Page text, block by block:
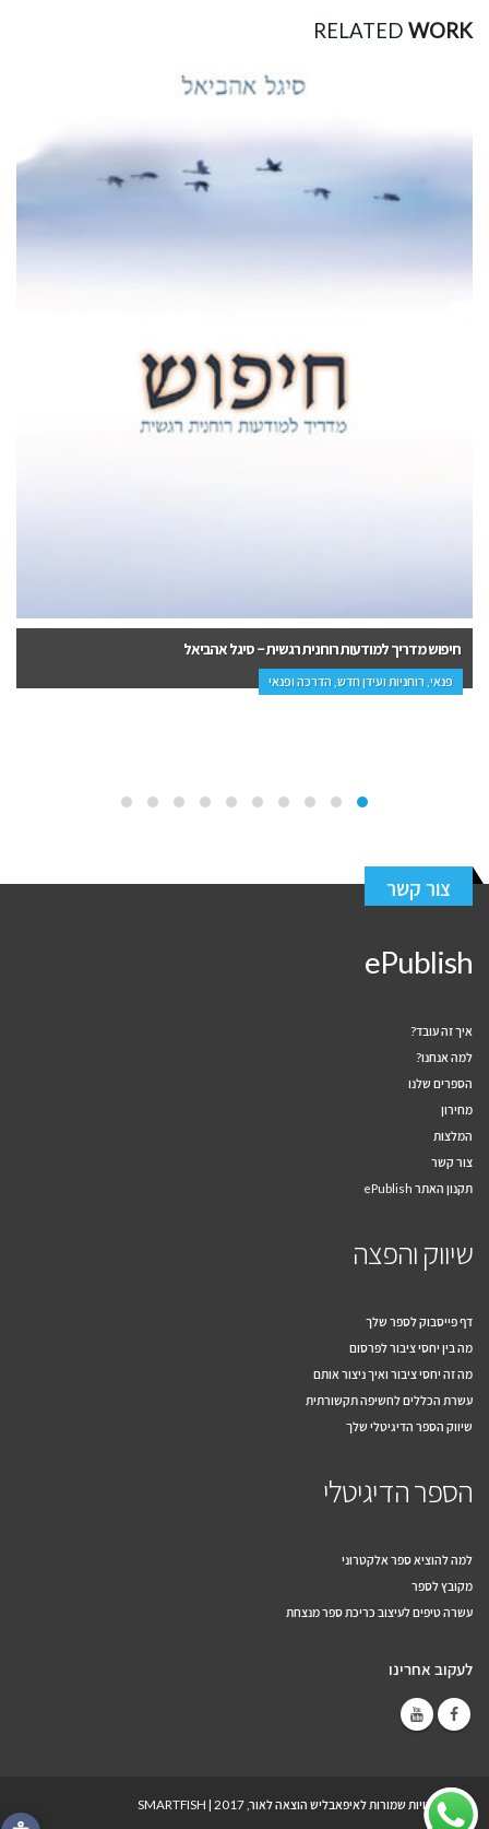
RELATED WORK
חיפוש מדריך למודעות רוחנית רגשית – סיגל אהביאל
פנאי, רוחניות ועידן חדש, הדרכה ופנאי
צור קשר
ePublish
איך זה עובד?
למה אנחנו?
הספרים שלנו
מחירון
המלצות
צור קשר
תקנון האתר ePublish
שיווק והפצה
דף פייסבוק לספר שלך
מה בין יחסי ציבור לפרסום
מה זה יחסי ציבור ואיך ניצור אותם
עשרת הכללים לחשיפה תקשורתית
שיווק הספר הדיגיטלי שלך
הספר הדיגיטלי
למה להוציא ספר אלקטרוני
מקובץ לספר
עשרה טיפים לעיצוב כריכת ספר מנצחת
לעקוב אחרינו
© כל הזכויות שמורות לאיפאבליש הוצאה לאור, 2017 | SMARTFISH